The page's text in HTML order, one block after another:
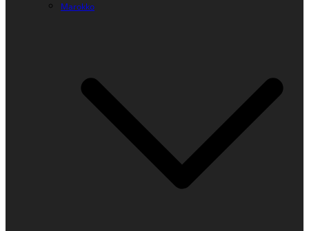
Marokko